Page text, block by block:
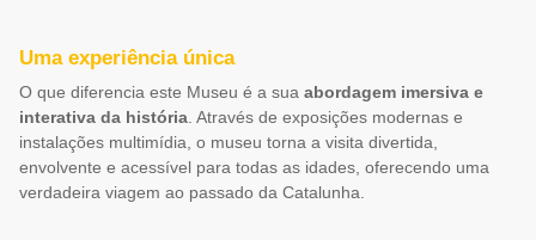
Uma experiência única
O que diferencia este Museu é a sua abordagem imersiva e
interativa da história . Através de exposições modernas e
instalações multimídia, o museu torna a visita divertida,
envolvente e acessível para todas as idades, oferecendo uma
verdadeira viagem ao passado da Catalunha.